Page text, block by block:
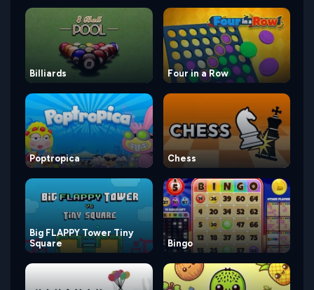
Billiards Four in a Row
Poptropica Chess
Big FLAPPY Tower Tiny
Square
Bingo